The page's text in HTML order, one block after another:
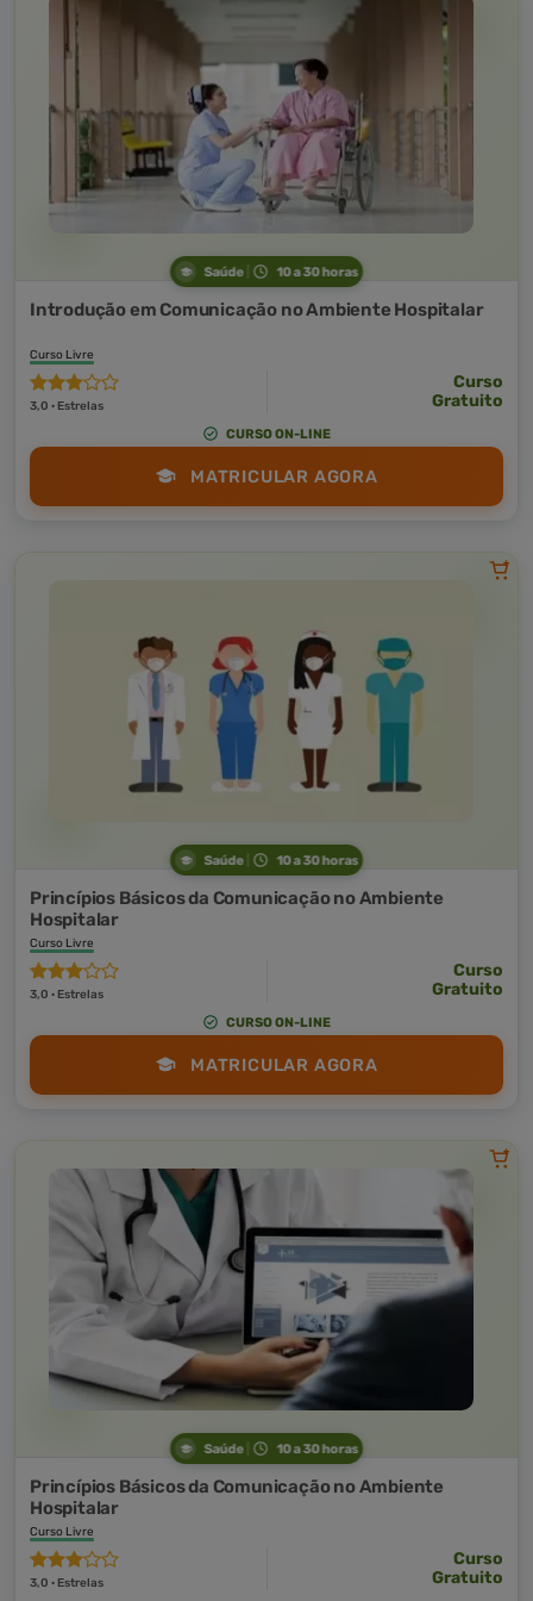
Saúde 10 a 30 horas
Introdução em Comunicação no Ambiente Hospitalar
Curso Livre
3,0 · Estrelas
Curso
Gratuito
CURSO ON-LINE
MATRICULAR AGORA
Saúde 10 a 30 horas
Princípios Básicos da Comunicação no Ambiente
Hospitalar
Curso Livre
3,0 · Estrelas
Curso
Gratuito
CURSO ON-LINE
MATRICULAR AGORA
Saúde 10 a 30 horas
Princípios Básicos da Comunicação no Ambiente
Hospitalar
Curso Livre
3,0 · Estrelas
Curso
Gratuito